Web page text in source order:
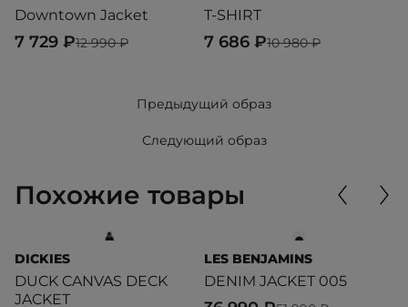
Downtown Jacket
12 990 ₽
7 729 ₽
T-SHIRT
10 980 ₽
7 686 ₽
Предыдущий образ
Следующий образ
Похожие товары
DICKIES
DUCK CANVAS DECK
JACKET
LES BENJAMINS
DENIM JACKET 005